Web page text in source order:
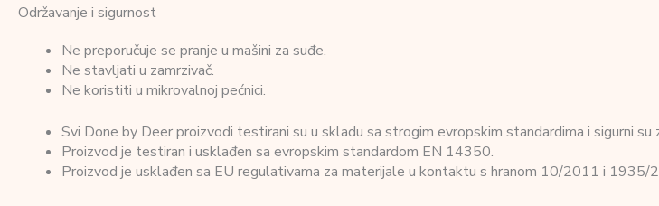
Održavanje i sigurnost
Ne preporučuje se pranje u mašini za suđe.
Ne stavljati u zamrzivač.
Ne koristiti u mikrovalnoj pećnici.
Svi Done by Deer proizvodi testirani su u skladu sa strogim evropskim standardima i sigurni su
Proizvod je testiran i usklađen sa evropskim standardom EN 14350.
Proizvod je usklađen sa EU regulativama za materijale u kontaktu s hranom 10/2011 i 1935/